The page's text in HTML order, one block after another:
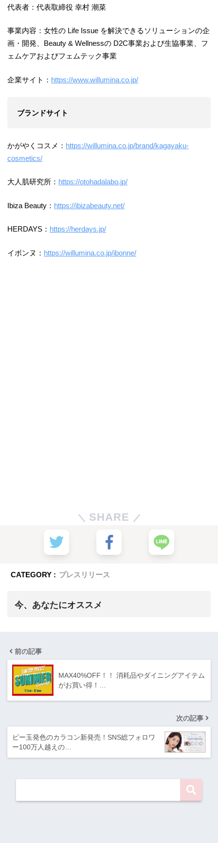
代表者：代表取締役 幸村 潮菜
事業内容：女性の Life Issue を解決できるソリューションの企
画・開発、Beauty & Wellnessの D2C事業および生協事業、フ
ェムケアおよびフェムテック事業
企業サイト： https://www.willumina.co.jp/
ブランドサイト
かがやくコスメ： https://willumina.co.jp/brand/kagayaku-
cosmetics/
大人肌研究所： https://otohadalabo.jp/
Ibiza Beauty： https://ibizabeauty.net/
HERDAYS： https://herdays.jp/
イボンヌ： https://willumina.co.jp/ibonne/
SHARE
CATEGORY : プレスリリース
今、あなたにオススメ
前の記事
MAX40%OFF！！ 消耗品やダイニングアイテム
がお買い得！…
次の記事
ビー玉発色のカラコン新発売！SNS総フォロワ
ー100万人越えの…